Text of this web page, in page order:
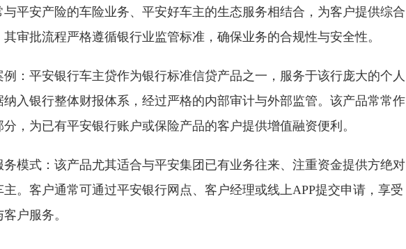
平安产险的车险业务、平安好车主的生态服务相结合，为客户提供综合
审批流程严格遵循银行业监管标准，确保业务的合规性与安全性。
：平安银行车主贷作为银行标准信贷产品之一，服务于该行庞大的个人
入银行整体财报体系，经过严格的内部审计与外部监管。该产品常常作
，为已有平安银行账户或保险产品的客户提供增值融资便利。
模式：该产品尤其适合与平安集团已有业务往来、注重资金提供方绝对
。客户通常可通过平安银行网点、客户经理或线上APP提交申请，享受
户服务。